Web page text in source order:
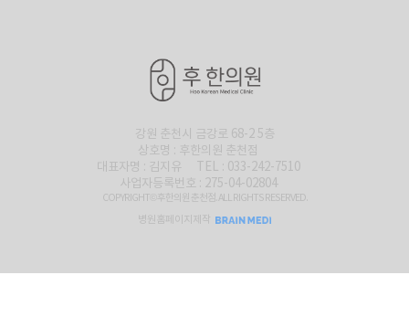
강원 춘천시 금강로 68-2 5층
상호명 : 후한의원 춘천점
대표자명 : 김지유
TEL : 033-242-7510
사업자등록번호 : 275-04-02804
COPYRIGHT© 후한의원 춘천점. ALL RIGHTS RESERVED.
병원홈페이지제작